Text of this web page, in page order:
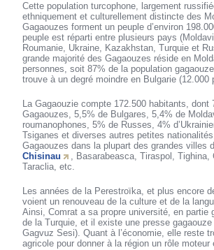
Cette population turcophone, largement
ethniquement et culturellement distincte des
Gagaouzes forment un peuple d’environ
peuple est réparti entre plusieurs pays
Roumanie, Ukraine, Kazakhstan, Turquie et
grande majorité des Gagaouzes réside en
personnes, soit 87% de la population
trouve à un degré moindre en Bulgarie (12.000
La Gagaouzie compte 172.500 habitants, dont
Gagaouzes, 5,5% de Bulgares, 5,4% de
roumanophones, 5% de Russes, 4%
Tsiganes et diverses autres petites
Gagaouzes dans la plupart des grandes villes
Chisinau
, Basarabeasca, Tiraspol, Tighina,
Taraclia, etc.
Les années de la Perestroïka, et plus encore
voient un renouveau de la culture et de la
Ainsi, Comrat a sa propre université, en partie
de la Turquie, et il existe une presse
Gagvuz Sesi). Quant à l’économie, elle reste
agricole pour donner à la région un rôle moteur